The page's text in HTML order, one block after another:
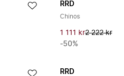
RRD
Chinos
1 111 kr2 222 kr
-50%
RRD